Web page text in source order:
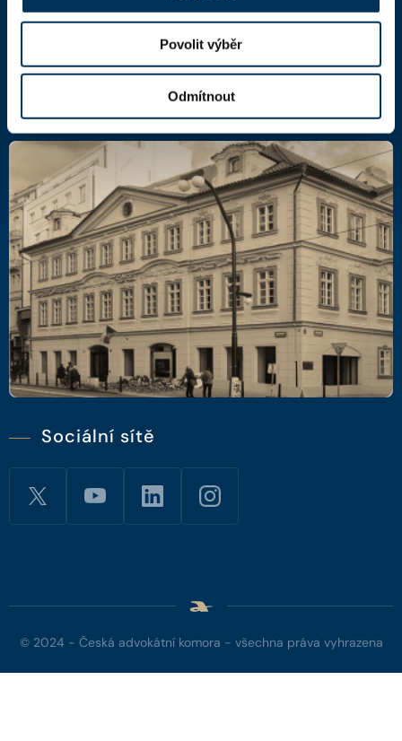
Povolit výběr
Odmítnout
DIČ: CZ66000777
Sociální sítě
© 2024 - Česká advokátní komora - všechna práva vyhrazena